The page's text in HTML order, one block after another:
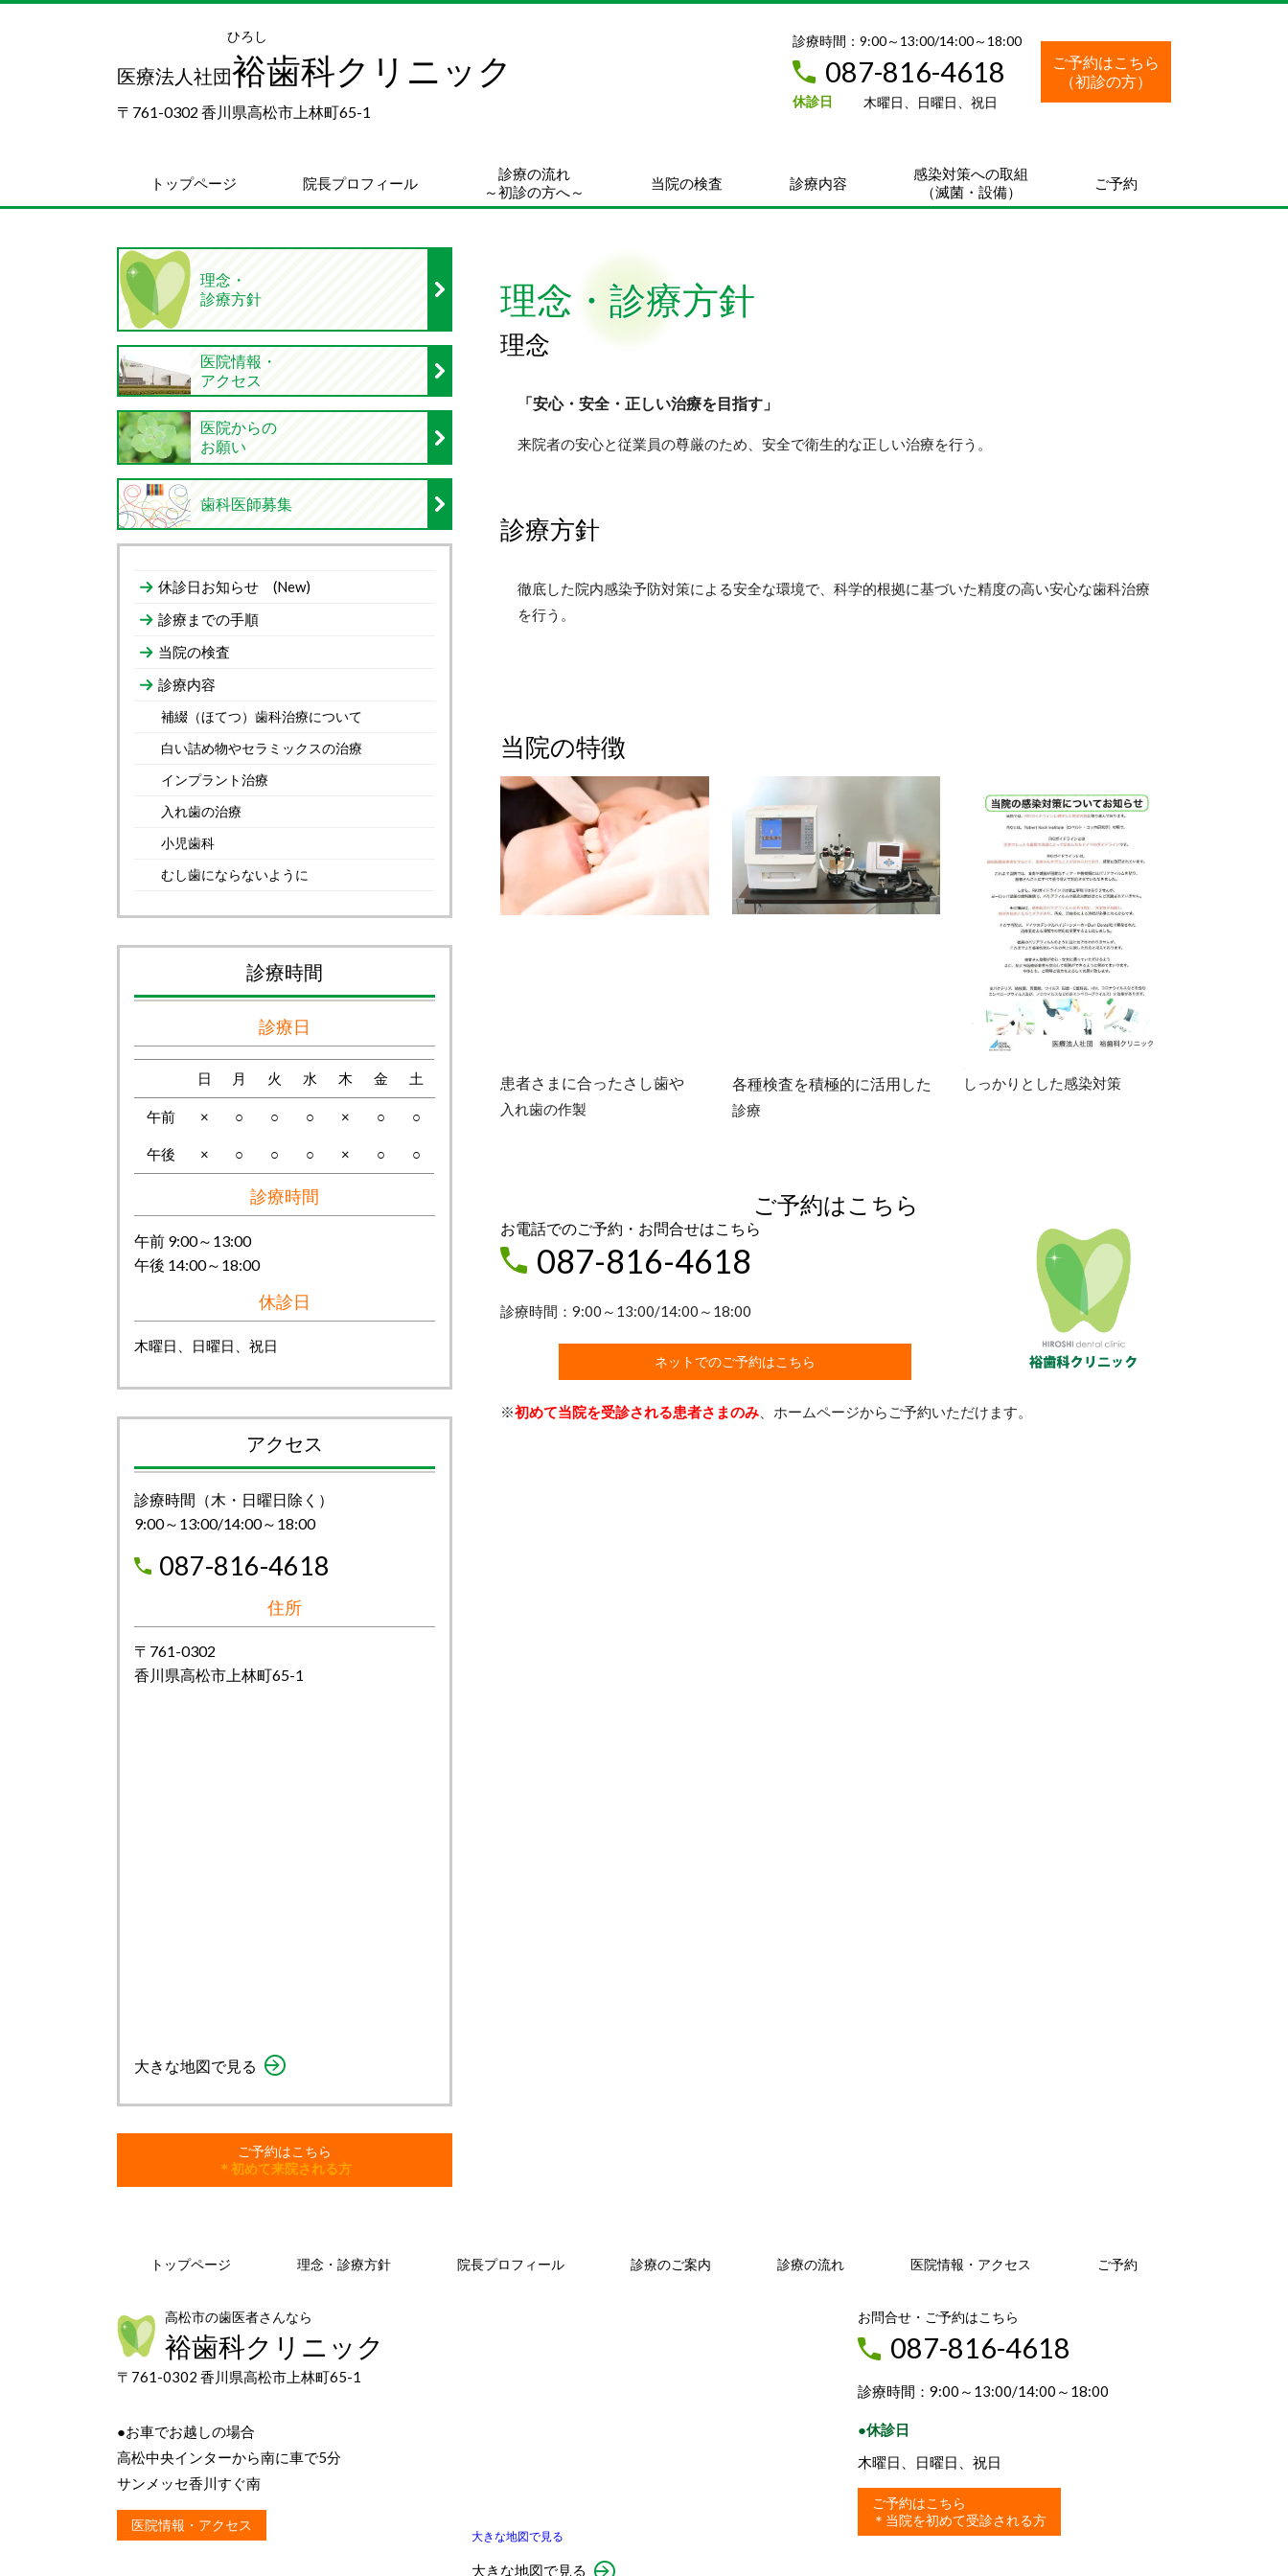
ひろし
医療法人社団裕歯科クリニック
〒761-0302 香川県高松市上林町65-1
診療時間：9:00～13:00/14:00～18:00
087-816-4618
休診日 木曜日、日曜日、祝日
ご予約はこちら
（初診の方）
トップページ 院長プロフィール
診療の流れ
～初診の方へ～
当院の検査 診療内容
感染対策への取組
（滅菌・設備）
ご予約
理念・診療方針
理念
「安心・安全・正しい治療を目指す」
来院者の安心と従業員の尊厳のため、安全で衛生的な正しい治療を行う。
診療方針
徹底した院内感染予防対策による安全な環境で、科学的根拠に基づいた精度の高い安心な歯科治療
を行う。
当院の特徴
患者さまに合ったさし歯や
入れ歯の作製
各種検査を積極的に活用した
診療
しっかりとした感染対策
ご予約はこちら
お電話でのご予約・お問合せはこちら
087-816-4618
診療時間：9:00～13:00/14:00～18:00
ネットでのご予約はこちら
※初めて当院を受診される患者さまのみ 、ホームページからご予約いただけます。
理念・
診療方針
医院情報・
アクセス
医院からの
お願い
歯科医師募集
休診日お知らせ (New)
診療までの手順
当院の検査
診療内容
補綴（ほてつ）歯科治療について
白い詰め物やセラミックスの治療
インプラント治療
入れ歯の治療
小児歯科
むし歯にならないように
診療時間
診療日
日 月 火 水 木 金 土
午前 × ○ ○ ○ × ○ ○
午後 × ○ ○ ○ × ○ ○
診療時間
午前 9:00～13:00
午後 14:00～18:00
休診日
木曜日、日曜日、祝日
アクセス
診療時間（木・日曜日除く）
9:00～13:00/14:00～18:00
087-816-4618
住所
〒761-0302
香川県高松市上林町65-1
大きな地図で見る
ご予約はこちら
＊初めて来院される方
トップページ 理念・診療方針 院長プロフィール 診療のご案内 診療の流れ 医院情報・アクセス ご予約
高松市の歯医者さんなら
裕歯科クリニック
〒761-0302 香川県高松市上林町65-1
●お車でお越しの場合
高松中央インターから南に車で5分
サンメッセ香川すぐ南
医院情報・アクセス
大きな地図で見る
大きな地図で見る
お問合せ・ご予約はこちら
087-816-4618
診療時間：9:00～13:00/14:00～18:00
●休診日
木曜日、日曜日、祝日
ご予約はこちら
＊当院を初めて受診される方